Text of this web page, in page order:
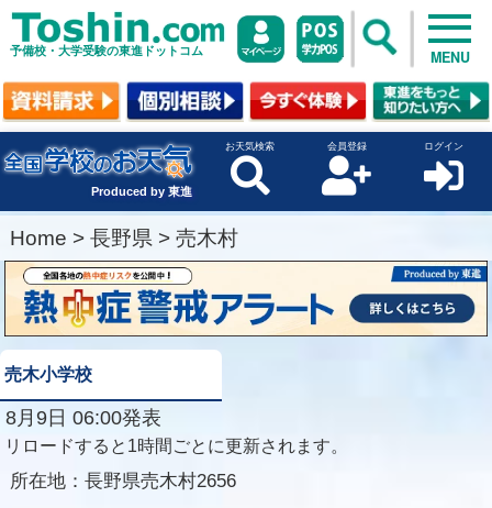
予備校・大学受験の東進ドットコム MENU
Produced by 東進
お天気検索 会員登録 ログイン
Home > 長野県 > 売木村
売木小学校
8月9日 06:00発表
リロードすると1時間ごとに更新されます。
所在地： 長野県売木村2656